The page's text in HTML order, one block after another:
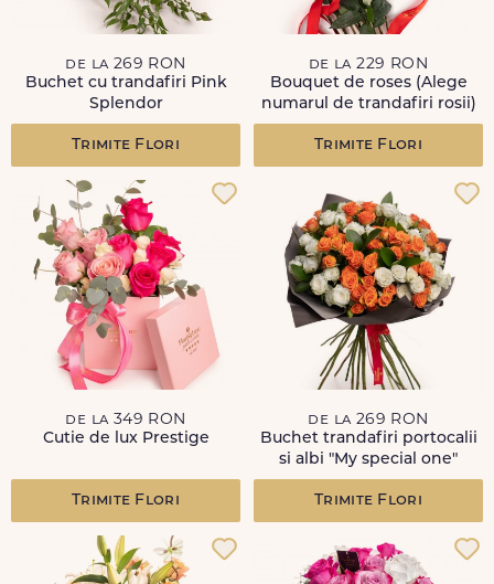
de la 269 RON
Buchet cu trandafiri Pink
Splendor
Trimite Flori
de la 229 RON
Bouquet de roses (Alege
numarul de trandafiri rosii)
Trimite Flori
de la 349 RON
Cutie de lux Prestige
Trimite Flori
de la 269 RON
Buchet trandafiri portocalii
si albi "My special one"
Trimite Flori